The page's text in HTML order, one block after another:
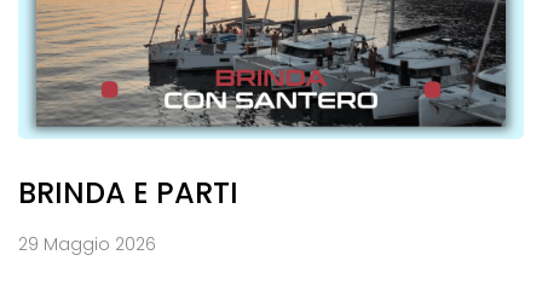
BRINDA E PARTI
29 Maggio 2026